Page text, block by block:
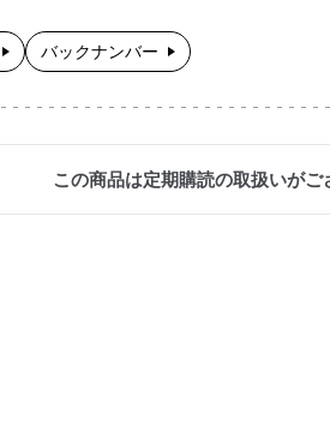
バックナンバー
この商品は定期購読の取扱いがご